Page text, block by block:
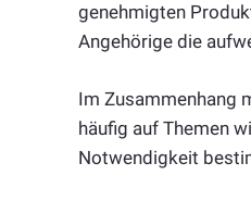
genehmigten
Angehörige die
Im Zusammenhang
häufig auf Themen
Notwendigkeit